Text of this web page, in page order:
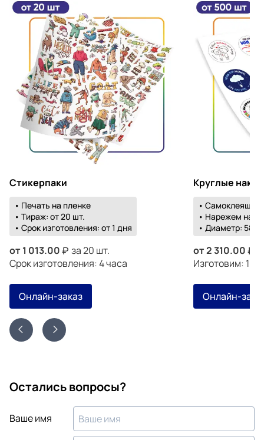
Стикерпаки
• Печать на пленке
• Тираж: от 20 шт.
• Срок изготовления: от 1 дня
от 1 013.00
за 20 шт.
Срок изготовления: 4 часа
Онлайн-заказ
Круглые
•
• Нарежем на
• Диаметр: 58-
от2 310.00
Изготовим: 19
Онлайн-
Остались вопросы?
Ваше имя